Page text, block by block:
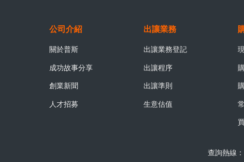
公司介紹
關於普斯
成功故事分享
創業新聞
人才招募
出讓業務
出讓業務登記
出讓程序
出讓準則
生意估值
查詢熱線